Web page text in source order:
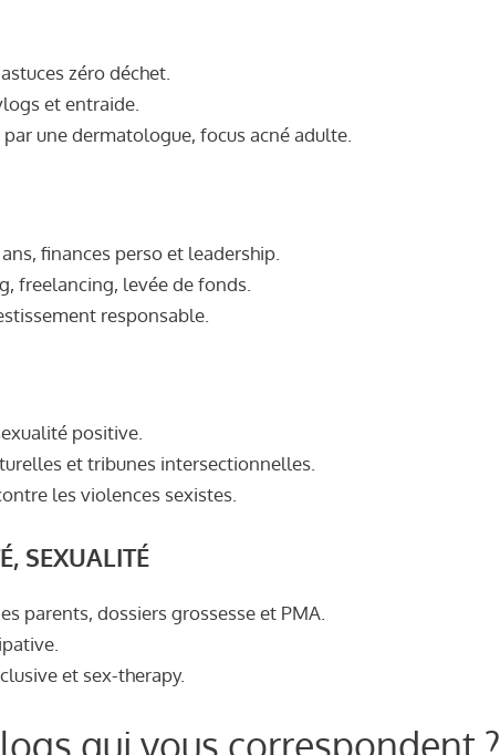
zéro déchet.
et entraide.
une dermatologue, focus acné adulte.
finances perso et leadership.
freelancing, levée de fonds.
responsable.
positive.
et tribunes intersectionnelles.
les violences sexistes.
SEXUALITÉ
parents, dossiers grossesse et PMA.
et sex-therapy.
qui vous correspondent ?